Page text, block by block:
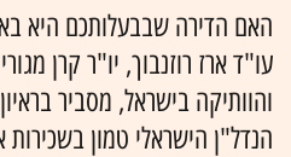
האם הדירה שבבעלותכם היא
עו"ד ארז רוזנבוך, יו"ר קרן
והוותיקה בישראל, מסביר